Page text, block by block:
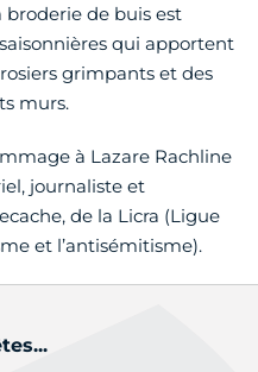
broderie de buis est
qui apportent
grimpants et des
murs.
à Lazare Rachline
journaliste et
de la Licra (Ligue
et l’antisémitisme).